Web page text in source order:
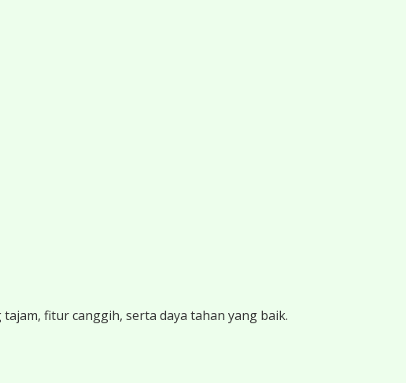
fitur canggih, serta daya tahan yang baik.